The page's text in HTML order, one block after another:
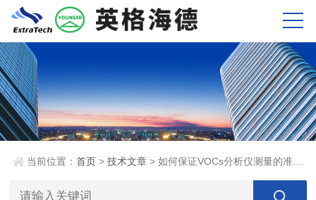
当前位置：首页 >技术文章 > 如何保证VOCs分析仪测量的准确性